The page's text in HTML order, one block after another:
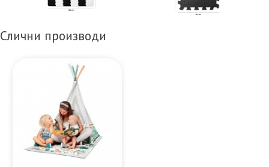
Слични производи